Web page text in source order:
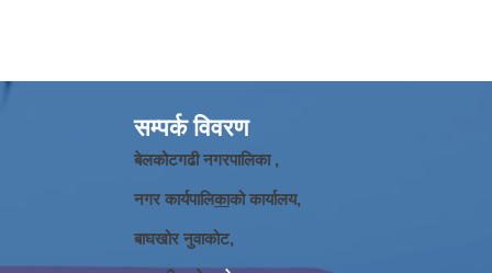
सम्पर्क विवरण
बेलकोटगढी नगरपालिका ,
नगर कार्यपालिकाको कार्यालय,
बाघखोर नुवाकोट,